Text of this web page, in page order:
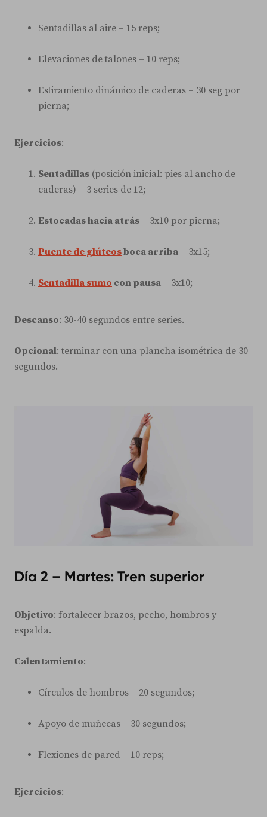
Sentadillas al aire – 15 reps;
Elevaciones de talones – 10 reps;
Estiramiento dinámico de caderas – 30 seg por
pierna;
Ejercicios:
Sentadillas (posición inicial: pies al ancho de
caderas) – 3 series de 12;
Estocadas hacia atrás – 3x10 por pierna;
Puente de glúteosboca arriba – 3x15;
Sentadilla sumo con pausa – 3x10;
Descanso: 30-40 segundos entre series.
Opcional: terminar con una plancha isométrica de 30
segundos.
Día 2 – Martes: Tren superior
Objetivo: fortalecer brazos, pecho, hombros y
espalda.
Calentamiento:
Círculos de hombros – 20 segundos;
Apoyo de muñecas – 30 segundos;
Flexiones de pared – 10 reps;
Ejercicios: